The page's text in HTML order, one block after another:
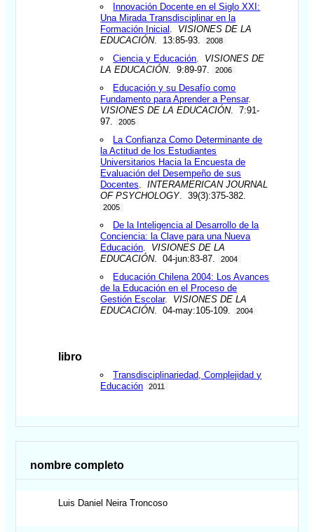
Innovación Docente en el Siglo XXI:
Una Mirada Transdisciplinar en la
Formación Inicial
VISIONES DE LA
EDUCACIÓN. 13:85-93. 2008
Ciencia y Educación
VISIONES DE
LA EDUCACIÓN. 9:89-97. 2006
Educación y su Desafío como
Fundamento para Aprender a Pensar.
VISIONES DE LA EDUCACIÓN. 7:91-
97.
2005
La Confianza Como Determinante de
la Actitud de los Estudiantes
Universitarios Hacia la Encuesta de
Evaluación del Desempeño de sus
Docentes .INTERAMERICAN JOURNAL
OF PSYCHOLOGY. 39(3):375-382.
2005
De la Inteligencia al Desarrollo de la
Conciencia: la Clave para una Nueva
Educación
VISIONES DE LA
EDUCACIÓN. 04-jun:83-87. 2004
Educación Chilena 2004: Los Avances
de la Educación en el Proceso de
Gestión Escolar. VISIONES DE LA
EDUCACIÓN. 04-may:105-109. 2004
libro
Transdisciplinariedad, Complejidad y
Educación
2011
nombre completo
Luis Daniel Neira Troncoso